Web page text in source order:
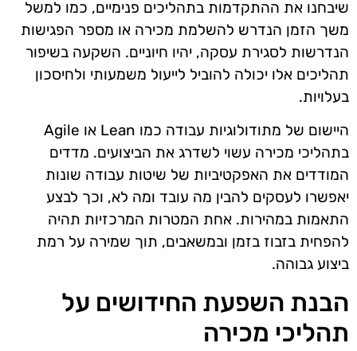
שיבחנו את ההתקדמות בתהליכים פנימיים, כמו למשל
משך הזמן הנדרש להשלמת מכירה או מספר הפגישות
הנדרשות לסגירת עסקה, יהיו חיוניים. השקעה בשיפור
תהליכים אלו יכולה להוביל לייעול משמעותי ולחיסכון
בעלויות.
היישום של מתודולוגיות עבודה כמו Lean או Agile
בתהליכי מכירה עשוי לשדרג את הביצועים. מדדים
המודדים את האפקטיביות של שיטות עבודה שונות
יאפשרו לעסקים להבין מה עובד ומה לא, וכך לבצע
התאמות במהירות. אחת המטרות המרכזיות תהיה
להפחית בזבוז בזמן ובמשאבים, תוך שמירה על רמת
ביצוע גבוהה.
הבנת השפעת החידושים על
תהליכי מכירה